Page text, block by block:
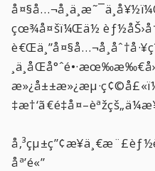
çœ¾å¤šï¼Œä½
åª’é«”